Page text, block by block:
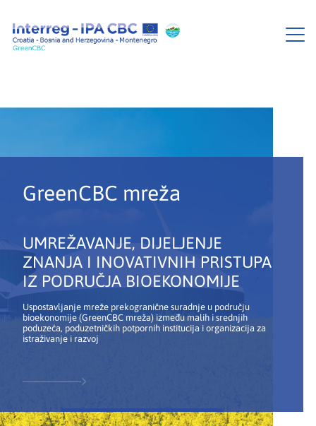
GreenCBC mreža
UMREŽAVANJE, DIJELJENJE
ZNANJA I INOVATIVNIH PRISTUPA
IZ PODRUČJA BIOEKONOMIJE
Uspostavljanje mreže prekogranične suradnje u području
bioekonomije (GreenCBC mreža) između malih i srednjih
poduzeća, poduzetničkih potpornih institucija i organizacija za
istraživanje i razvoj